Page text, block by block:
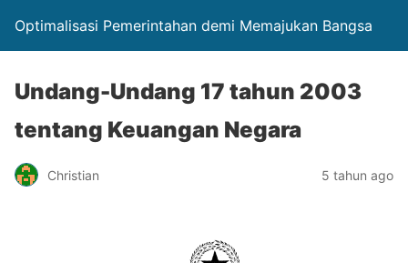
Optimalisasi Pemerintahan demi Memajukan Bangsa
Undang-Undang 17 tahun 2003
tentang Keuangan Negara
Christian 5 tahun ago